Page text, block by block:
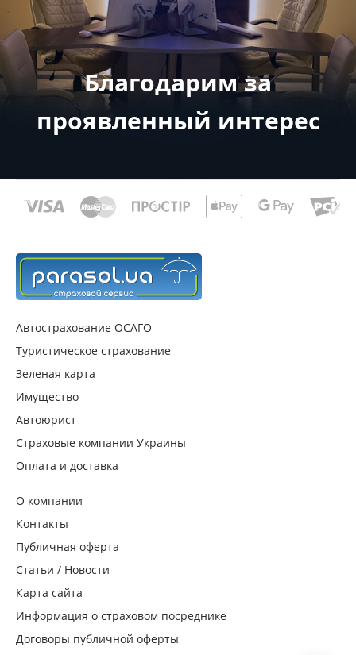
Благодарим за
проявленный интерес
Автострахование ОСАГО
Туристическое страхование
Зеленая карта
Имущество
Автоюрист
Страховые компании Украины
Оплата и доставка
О компании
Контакты
Публичная оферта
Статьи / Новости
Карта сайта
Информация о страховом посреднике
Договоры публичной оферты